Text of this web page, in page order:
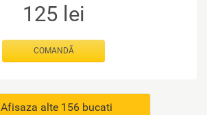
125 lei
COMANDĂ
Afisaza alte 156 bucati